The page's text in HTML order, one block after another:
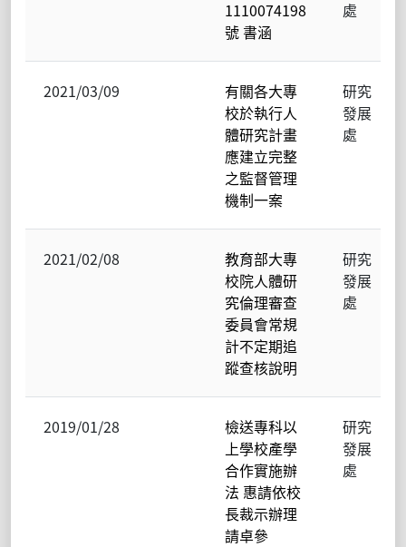
1110074198
號 書涵
處
2021/03/09
有關各大專
校於執行人
體研究計畫
應建立完整
之監督管理
機制一案
研究
發展
處
2021/02/08
教育部大專
校院人體研
究倫理審查
委員會常規
計不定期追
蹤查核說明
研究
發展
處
2019/01/28
檢送專科以
上學校產學
合作實施辦
法 惠請依校
長裁示辦理
請卓參
研究
發展
處